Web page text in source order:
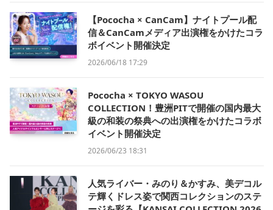
【Pococha × CanCam】ナイトプール配
信＆CanCamメディア出演権をかけたコラ
ボイベント開催決定
2026/06/18 17:29
Pococha × TOKYO WASOU
COLLECTION！豊洲PITで開催の国内最大
級の和装の祭典への出演権をかけたコラボ
イベント開催決定
2026/06/23 18:31
人気ライバー・みのり＆かすみ、美デコル
テ輝くドレス姿で関西コレクションのステ